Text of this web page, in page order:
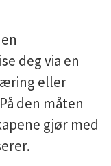
deg via en
eller
den måten
gjør med